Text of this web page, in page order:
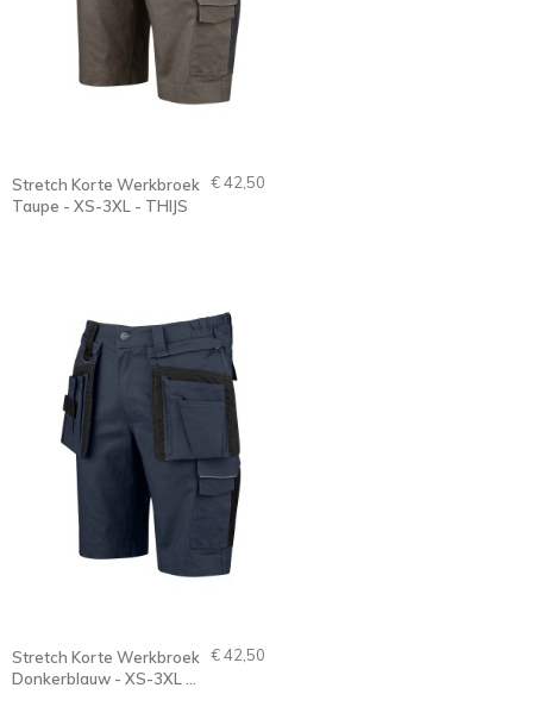
Stretch Korte Werkbroek
Taupe - XS-3XL - THIJS
€ 42,50
Stretch Korte Werkbroek
Donkerblauw - XS-3XL -
€ 42,50